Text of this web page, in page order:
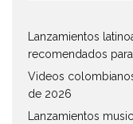
Lanzamientos
recomendados
Videos
de 2026
Lanzamientos